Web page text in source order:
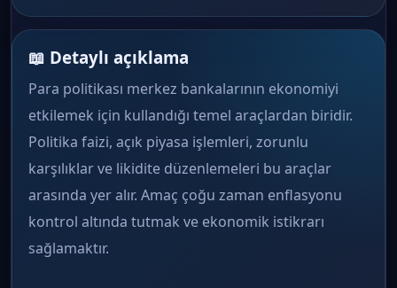
📖 Detaylı açıklama
Para politikası merkez bankalarının ekonomiyi
etkilemek için kullandığı temel araçlardan biridir.
Politika faizi, açık piyasa işlemleri, zorunlu
karşılıklar ve likidite düzenlemeleri bu araçlar
arasında yer alır. Amaç çoğu zaman enflasyonu
kontrol altında tutmak ve ekonomik istikrarı
sağlamaktır.